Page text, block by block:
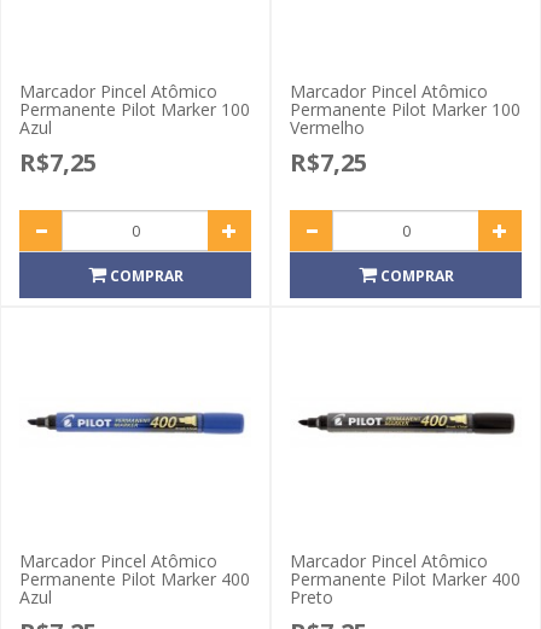
Marcador Pincel Atômico
Permanente Pilot Marker 100
Azul
R$7,25
COMPRAR
Marcador Pincel Atômico
Permanente Pilot Marker 100
Vermelho
R$7,25
COMPRAR
Marcador Pincel Atômico
Permanente Pilot Marker 400
Azul
Marcador Pincel Atômico
Permanente Pilot Marker 400
Preto